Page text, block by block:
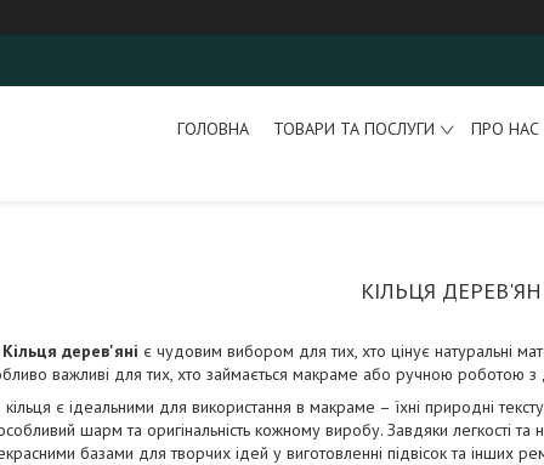
ГОЛОВНА ТОВАРИ ТА ПОСЛУГИ ПРО НАС
КІЛЬЦЯ
Кільця дерев'яні є чудовим вибором для тих, хто цінує натуральні
важливі для тих, хто займається макраме або ручною роботою з
є ідеальними для використання в макраме – їхні природні
шарм та оригінальність кожному виробу. Завдяки легкості та
базами для творчих ідей у виготовленні підвісок та інших